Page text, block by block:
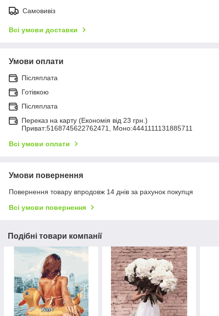
Самовивіз
Всі умови доставки
Умови оплати
Післяплата
Готівкою
Післяплата
Переказ на карту (Економія від 23 грн.)
Приват:5168745622762471, Моно:4441111131885711
Всі умови оплати
Умови повернення
Повернення товару впродовж 14 днів за рахунок покупця
Всі умови повернення
Подібні товари компанії